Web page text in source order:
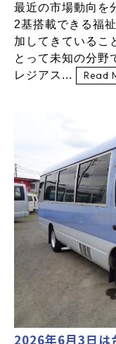
最近の市場動向を
2基搭載できる福
加してきているこ
とって未知の分野
レジアス...
Read
2026年6月3日は